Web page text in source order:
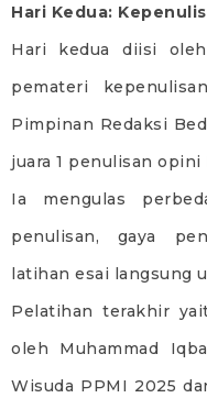
Hari Kedua:
Hari kedua diisi
pemateri
Pimpinan Redaksi
juara 1 penulisan opini
Ia mengulas
penulisan, gaya
latihan esai langsung
Pelatihan terakhir
oleh Muhammad
Wisuda PPMI 2025